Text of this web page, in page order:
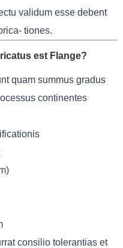
validum esse debent
tiones.
est Flange?
quam summus gradus
continentes
consilio tolerantias et